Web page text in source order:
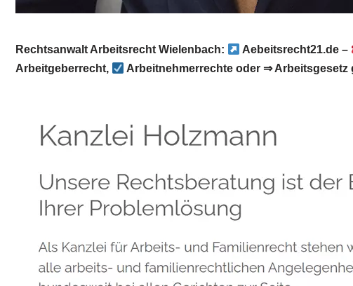
Rechtsanwalt Arbeitsrecht Wielenbach: Aebeitsrecht21.de –
Arbeitgeberrecht,
Arbeitnehmerrechte oder ⇒ Arbeitsgesetz